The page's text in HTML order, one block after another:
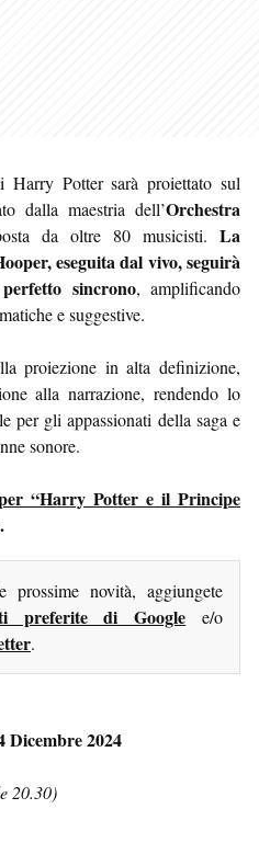
Potter sarà proiettato sul
dalla maestria dell’Orchestra
da oltre 80 musicisti. La
eseguita dal vivo, seguirà
sincrono, amplificando
e suggestive.
proiezione in alta definizione,
alla narrazione, rendendo lo
per gli appassionati della saga e
sonore.
“Harry Potter e il Principe
.
prossime novità, aggiungete
preferite di Google e/o
.
Dicembre 2024
20.30)